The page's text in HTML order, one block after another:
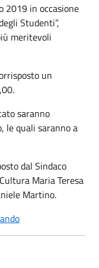
2019 in occasione
Studenti”,
meritevoli
un
saranno
le quali saranno a
dal Sindaco
Maria Teresa
Martino.